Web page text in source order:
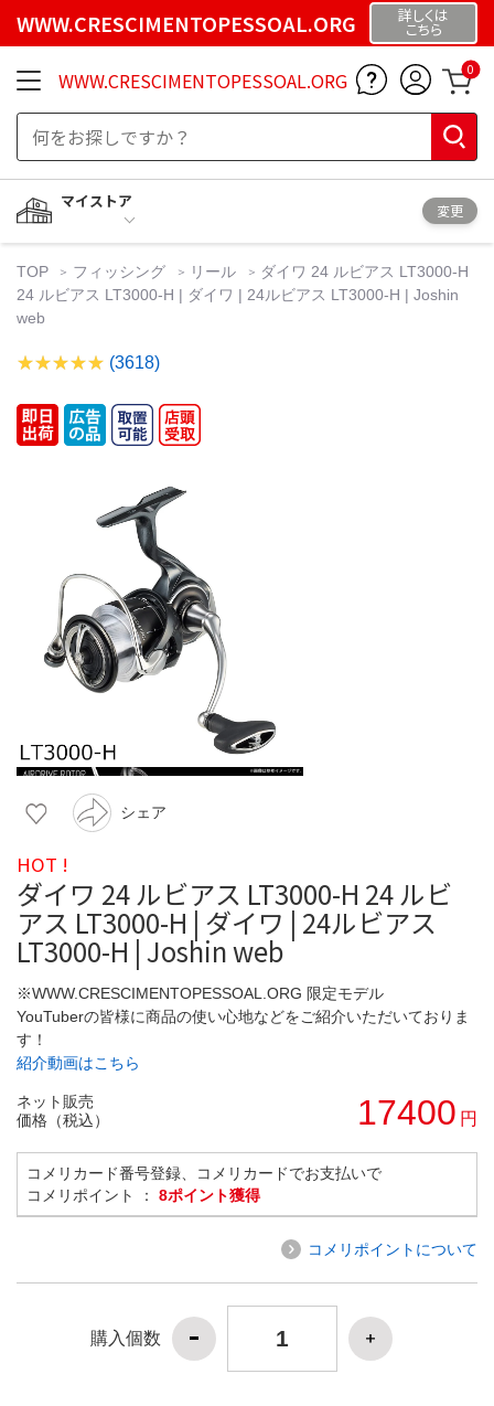
WWW.CRESCIMENTOPESSOAL.ORG 詳しくは
こちら
WWW.CRESCIMENTOPESSOAL.ORG 0
マイストア
変更
TOP フィッシング リール
ダイワ 24 ルビアス LT3000-H
24 ルビアス LT3000-H | ダイワ | 24ルビアス LT3000-H | Joshin
web
(3618)
シェア
HOT !
ダイワ 24 ルビアス LT3000-H 24 ルビ
アス LT3000-H | ダイワ | 24ルビアス
LT3000-H | Joshin web
※WWW.CRESCIMENTOPESSOAL.ORG 限定モデル
YouTuberの皆様に商品の使い心地などをご紹介いただいておりま
す！
紹介動画はこちら
ネット販売
価格（税込）
17400 円
コメリカード番号登録、コメリカードでお支払いで
コメリポイント ： 8ポイント獲得
コメリポイントについて
購入個数